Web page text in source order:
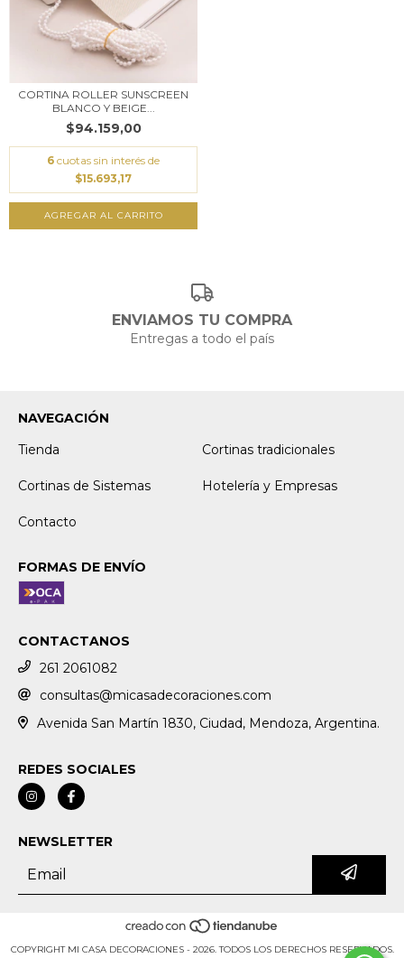
CORTINA ROLLER SUNSCREEN
BLANCO Y BEIGE...
$94.159,00
6 cuotas sin interés de
$15.693,17
AGREGAR AL CARRITO
ENVIAMOS TU COMPRA
Entregas a todo el país
NAVEGACIÓN
Tienda
Cortinas tradicionales
Cortinas de Sistemas Hotelería y Empresas
Contacto
FORMAS DE ENVÍO
CONTACTANOS
261 2061082
consultas@micasadecoraciones.com
Avenida San Martín 1830, Ciudad, Mendoza, Argentina.
REDES SOCIALES
NEWSLETTER
COPYRIGHT MI CASA DECORACIONES - 2026. TODOS LOS DERECHOS RESERVADOS.